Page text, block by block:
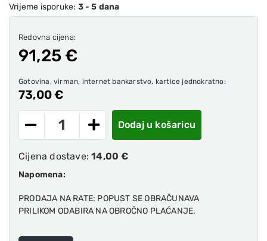
Vrijeme isporuke: 3 - 5 dana
Redovna cijena:
91,25 €
Gotovina, virman, internet bankarstvo, kartice jednokratno:
73,00 €
Dodaj u košaricu
Cijena dostave:14,00 €
Napomena:
PRODAJA NA RATE: POPUST SE OBRAČUNAVA
PRILIKOM ODABIRA NA OBROČNO PLAĆANJE.